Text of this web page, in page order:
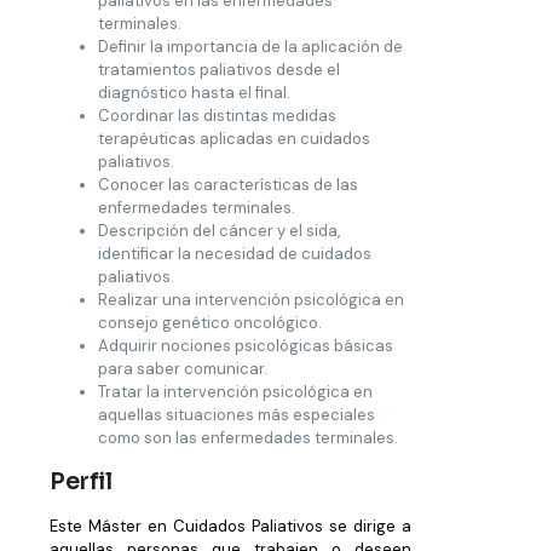
terminales.
Definir la importancia de la aplicación de
tratamientos paliativos desde el
diagnóstico hasta el final.
Coordinar las distintas medidas
terapéuticas aplicadas en cuidados
paliativos.
Conocer las características de las
enfermedades terminales.
Descripción del cáncer y el sida,
identificar la necesidad de cuidados
paliativos.
Realizar una intervención psicológica en
consejo genético oncológico.
Adquirir nociones psicológicas básicas
para saber comunicar.
Tratar la intervención psicológica en
aquellas situaciones más especiales
como son las enfermedades terminales.
Perfil
Este Máster en Cuidados Paliativos se dirige a